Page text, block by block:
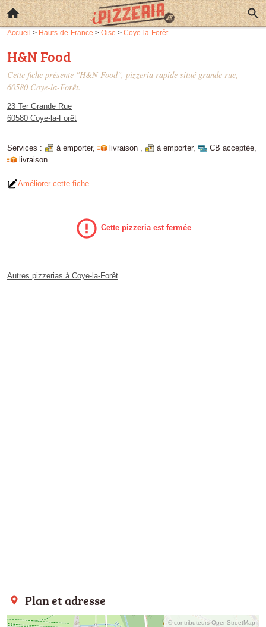
Accueil > Hauts-de-France > Oise > Coye-la-Forêt
H&N Food
Cette fiche présente "H&N Food", pizzeria rapide situé grande rue,
60580 Coye-la-Forêt.
23 Ter Grande Rue
60580 Coye-la-Forêt
Services : à emporter, livraison , à emporter, CB acceptée,
livraison
Améliorer cette fiche
Cette pizzeria est fermée
Autres pizzerias à Coye-la-Forêt
Plan et adresse
© contributeurs OpenStreetMap